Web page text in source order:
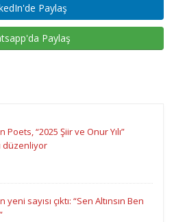
Paylaş
Paylaş
“2025 Şiir ve Onur Yılı”
düzenliyor
yeni sayısı çıktı: “Sen Altınsın Ben